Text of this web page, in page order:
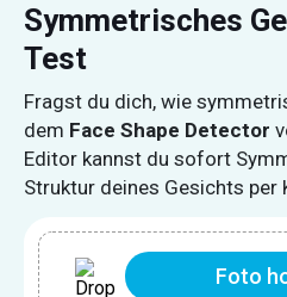
Symmetrisches
Test
Fragst du dich, wie
dem Face Shape Detector
Editor kannst du sofort
Struktur deines Gesichts per
Foto